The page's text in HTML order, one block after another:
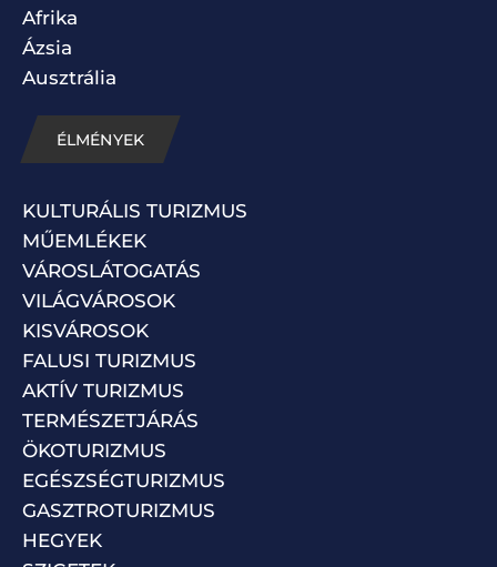
Afrika
Ázsia
Ausztrália
ÉLMÉNYEK
KULTURÁLIS TURIZMUS
MŰEMLÉKEK
VÁROSLÁTOGATÁS
VILÁGVÁROSOK
KISVÁROSOK
FALUSI TURIZMUS
AKTÍV TURIZMUS
TERMÉSZETJÁRÁS
ÖKOTURIZMUS
EGÉSZSÉGTURIZMUS
GASZTROTURIZMUS
HEGYEK